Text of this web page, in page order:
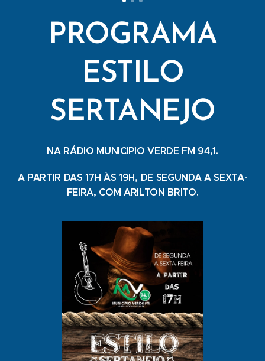
PROGRAMA
ESTILO
SERTANEJO
NA RÁDIO MUNICIPIO VERDE FM 94,1.
A PARTIR DAS 17H ÀS 19H, DE SEGUNDA A SEXTA-
FEIRA, COM ARILTON BRITO.